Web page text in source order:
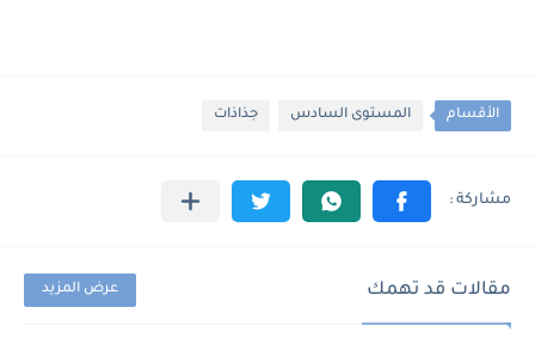
الأقسام المستوى السادس جذاذات
مقالات قد تهمك عرض المزيد